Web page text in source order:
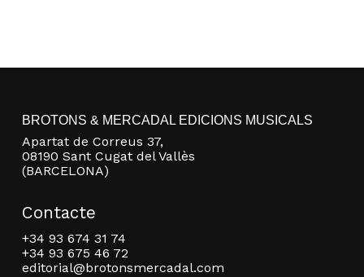
BROTONS & MERCADAL EDICIONS MUSICALS
Apartat de Correus 37,
08190 Sant Cugat del Vallès
(BARCELONA)
Contacte
+34 93 674 31 74
+34 93 675 46 72
editorial@brotonsmercadal.com